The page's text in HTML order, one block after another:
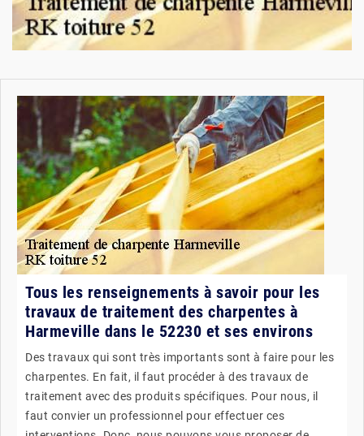
Tous les renseignements à savoir pour les
travaux de traitement des charpentes à
Harmeville dans le 52230 et ses environs
Des travaux qui sont très importants sont à faire pour les
charpentes. En fait, il faut procéder à des travaux de
traitement avec des produits spécifiques. Pour nous, il
faut convier un professionnel pour effectuer ces